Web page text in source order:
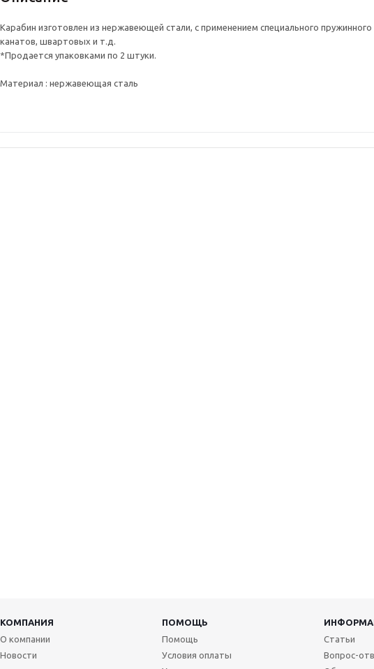
Карабин изготовлен из нержавеющей стали, с применением специального
канатов, швартовых и т.д.
*Продается упаковками по 2 штуки.
Материал : нержавеющая сталь
КОМПАНИЯ ПОМОЩЬ
О компании
Новости
Помощь
Условия оплаты
Статьи
Вопрос-